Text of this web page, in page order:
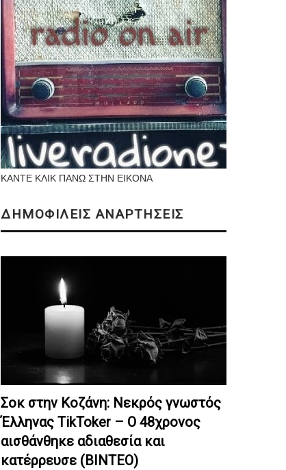
ΚΑΝΤΕ ΚΛΙΚ ΠΑΝΩ ΣΤΗΝ ΕΙΚΟΝΑ
ΔΗΜΟΦΙΛΕΙΣ ΑΝΑΡΤΗΣΕΙΣ
Σοκ στην Κοζάνη: Nεκρός γνωστός
Έλληνας TikToker – Ο 48χρονος
αισθάνθηκε αδιαθεσία και
κατέρρευσε (ΒΙΝΤΕΟ)